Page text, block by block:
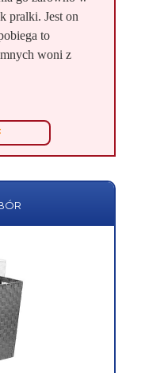
pralki. Jest on
to
woni z